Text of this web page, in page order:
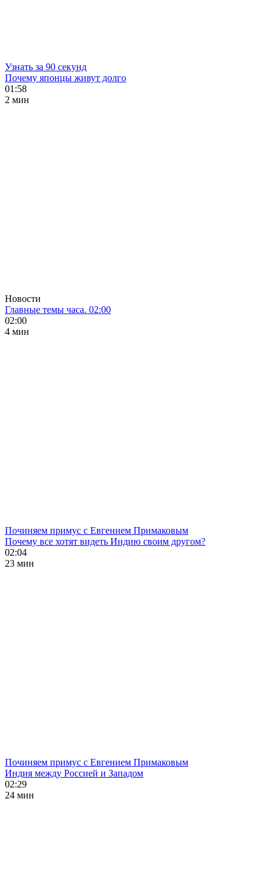
Узнать за 90 секунд
Почему японцы живут долго
01:58
2 мин
Новости
Главные темы часа. 02:00
02:00
4 мин
Починяем примус с Евгением Примаковым
Почему все хотят видеть Индию своим другом?
02:04
23 мин
Починяем примус с Евгением Примаковым
Индия между Россией и Западом
02:29
24 мин